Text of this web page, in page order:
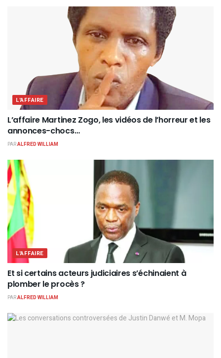
L'AFFAIRE
L’affaire Martinez Zogo, les vidéos de l’horreur et les
annonces-chocs…
PARALFRED WILLIAM
L'AFFAIRE
Et si certains acteurs judiciaires s’échinaient à
plomber le procès ?
PARALFRED WILLIAM